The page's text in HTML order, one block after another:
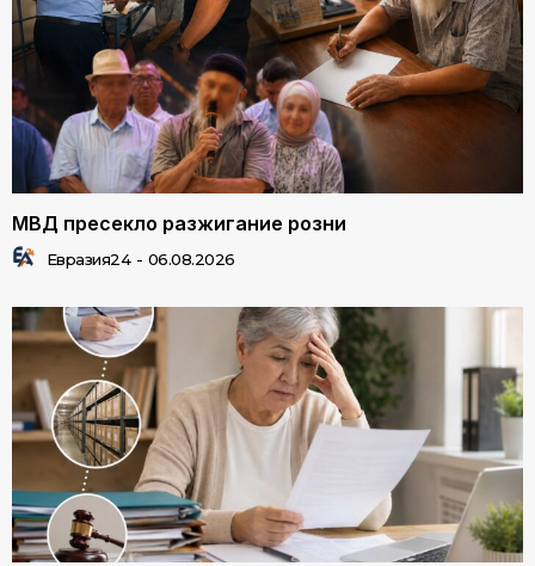
МВД пресекло разжигание розни
Евразия24 - 06.08.2026